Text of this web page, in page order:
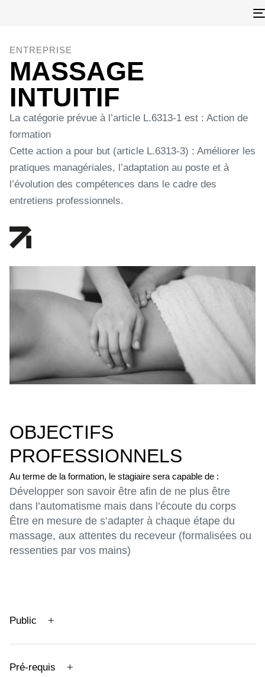
ENTREPRISE
MASSAGE
INTUITIF
La catégorie prévue à l’article L.6313-1 est : Action de
formation
Cette action a pour but (article L.6313-3) : Améliorer les
pratiques managériales, l’adaptation au poste et à
l’évolution des compétences dans le cadre des
entretiens professionnels.
OBJECTIFS
PROFESSIONNELS
Au terme de la formation, le stagiaire sera capable de :
Développer son savoir être afin de ne plus être
dans l’automatisme mais dans l’écoute du corps
Être en mesure de s’adapter à chaque étape du
massage, aux attentes du receveur (formalisées ou
ressenties par vos mains)
Public
Pré-requis